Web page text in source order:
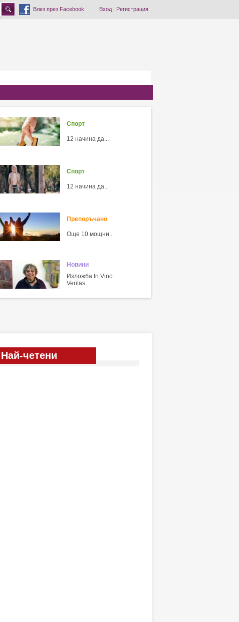
Влез през Facebook Вход| Регистрация
Спорт
12 начина да...
Спорт
12 начина да...
Препоръчано
Още 10 мощни...
Новини
Изложба In Vino
Veritas
Най-четени